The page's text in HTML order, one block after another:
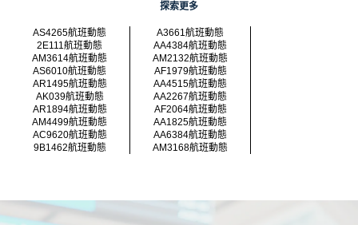
探索更多
AS4265航班動態
A3661航班動態
2E111航班動態
AA4384航班動態
AM3614航班動態
AM2132航班動態
AS6010航班動態
AF1979航班動態
AR1495航班動態
AA4515航班動態
AK039航班動態
AA2267航班動態
AR1894航班動態
AF2064航班動態
AM4499航班動態
AA1825航班動態
AC9620航班動態
AA6384航班動態
9B1462航班動態
AM3168航班動態